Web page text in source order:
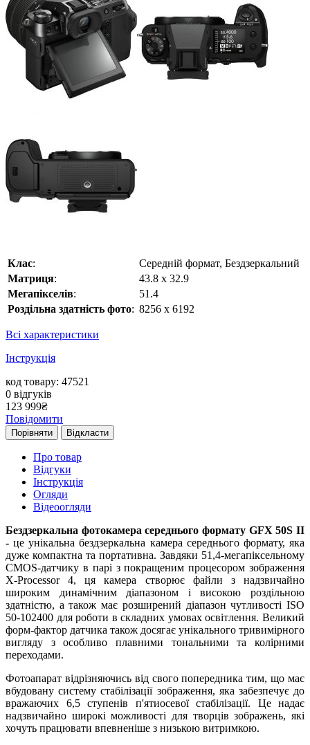
Клас:
Середній формат, Бездзеркальний
Матриця:
43.8 x 32.9
Мегапікселів:
51.4
Роздільна здатність фото: 8256 x 6192
Всі характеристики
Інструкція
код товару: 47521
0 відгуків
123 999₴
Повідомити
Порівняти Відкласти
Про товар
Відгуки
Інструкція
Огляди
Відеоогляди
Бездзеркальна фотокамера середнього формату GFX 50S II
- це унікальна бездзеркальна камера середнього формату, яка
дуже компактна та портативна. Завдяки 51,4-мегапіксельному
CMOS-датчику в парі з покращеним процесором зображення
X-Processor 4, ця камера створює файли з надзвичайно
широким динамічним діапазоном і високою роздільною
здатністю, а також має розширений діапазон чутливості ISO
50-102400 для роботи в складних умовах освітлення. Великий
форм-фактор датчика також досягає унікального тривимірного
вигляду з особливо плавними тональними та колірними
переходами.
Фотоапарат відрізняючись від свого попередника тим, що має
вбудовану систему стабілізації зображення, яка забезпечує до
вражаючих 6,5 ступенів п'ятиосевої стабілізації. Це надає
надзвичайно широкі можливості для творців зображень, які
хочуть працювати впевненіше з низькою витримкою.